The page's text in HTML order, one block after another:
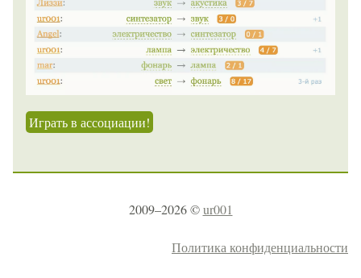
Играть в ассоциации!
2009–2026 ©ur001
Политика конфиденциальности